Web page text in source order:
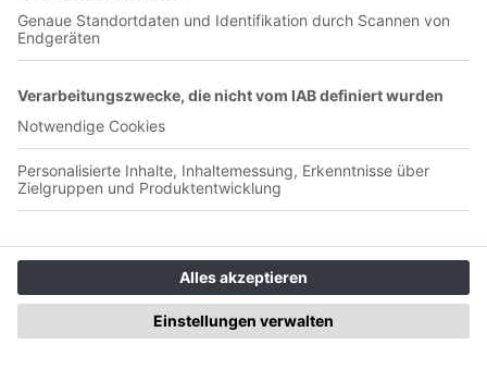
Jetzt in der App abspielen